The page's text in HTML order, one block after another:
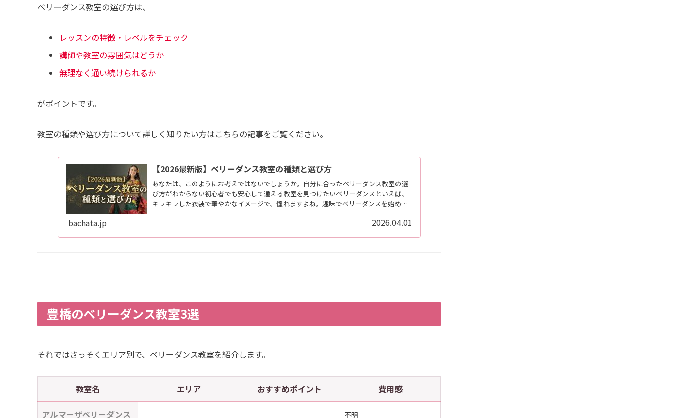
ベリーダンス教室の選び方は、
レッスンの特徴・レベルをチェック
講師や教室の雰囲気はどうか
無理なく通い続けられるか
がポイントです。
教室の種類や選び方について詳しく知りたい方はこちらの記事をご覧ください。
【2026最新版】ベリーダンス教室の種類と選び方
あなたは、このようにお考えではないでしょうか。自分に合ったベリーダンス教室の選
び方がわからない初心者でも安心して通える教室を見つけたいベリーダンスといえば、
キラキラした衣装で華やかなイメージで、憧れますよね。趣味でベリーダンスを始める
bachata.jp 2026.04.01
豊橋のベリーダンス教室3選
それではさっそくエリア別で、ベリーダンス教室を紹介します。
教室名 エリア おすすめポイント 費用感
アルマーザベリーダンス 不明